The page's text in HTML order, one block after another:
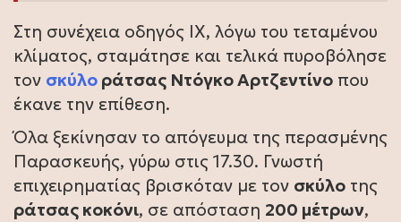
Στη συνέχεια οδηγός ΙΧ, λόγω του τεταμένου
κλίματος, σταμάτησε και τελικά πυροβόλησε
τον σκύλο ράτσας Ντόγκο Αρτζεντίνο που
έκανε την επίθεση.
Όλα ξεκίνησαν το απόγευμα της περασμένης
Παρασκευής, γύρω στις 17.30. Γνωστή
επιχειρηματίας βρισκόταν με τον σκύλο της
ράτσας κοκόνι, σε απόσταση 200 μέτρων,